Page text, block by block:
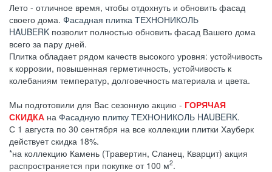
Лето - отличное время, чтобы отдохнуть и обновить фасад
своего дома. Фасадная плитка ТЕХНОНИКОЛЬ
HAUBERK позволит полностью обновить фасад Вашего дома
всего за пару дней.
Плитка обладает рядом качеств высокого уровня: устойчивость
к коррозии, повышенная герметичность, устойчивость к
колебаниям температур, долговечность материала и цвета.
Мы подготовили для Вас сезонную акцию - ГОРЯЧАЯ
СКИДКА на Фасадную плитку ТЕХНОНИКОЛЬ HAUBERK.
С 1 августа по 30 сентября на все коллекции плитки Хауберк
действует скидка 18%.
*на коллекцию Камень (Травертин, Сланец, Кварцит) акция
распространяется при покупке от 100 м2.